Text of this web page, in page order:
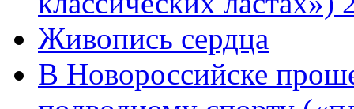
Живопись сердца
В Новороссийске